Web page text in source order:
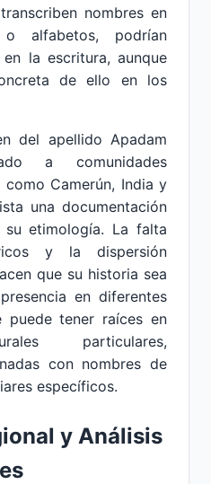
nombres en
alfabetos, podrían
la escritura, aunque
de ello en los
del apellido Apadam
a comunidades
Camerún, India y
una documentación
etimología. La falta
y la dispersión
que su historia sea
en diferentes
puede tener raíces en
particulares,
con nombres de
específicos.
y Análisis